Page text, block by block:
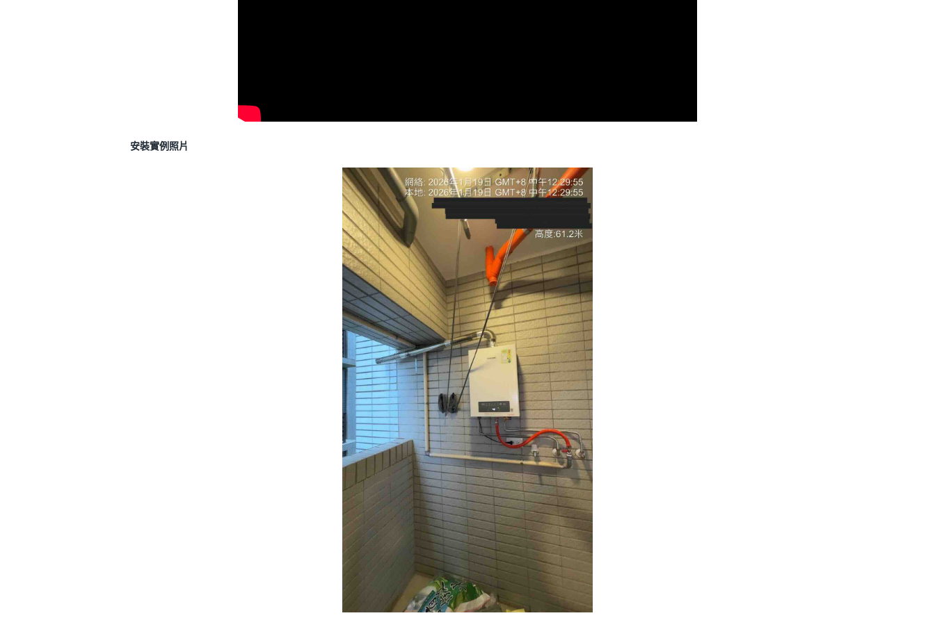
安裝實例照片